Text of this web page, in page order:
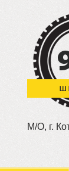
М/О, г.